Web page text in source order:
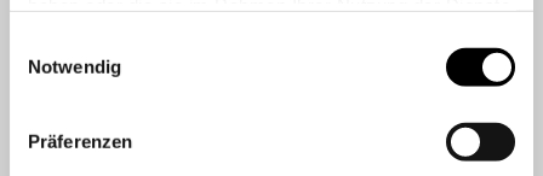
Notwendig
Präferenzen